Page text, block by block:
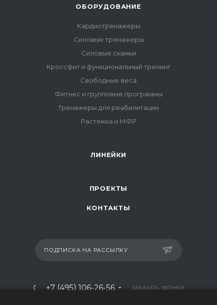
ОБОРУДОВАНИЕ
Кардиотренажеры
Силовые тренажеры
Силовые скамьи
Кроссфит и функциональный тренинг
Свободные веса
Фитнес и групповые программы
Тренажеры для реабилитации
Растяжка и МФР
ЛИНЕЙКИ
ПРОЕКТЫ
КОНТАКТЫ
ПОДПИСКА НА РАССЫЛКУ
+7 (495) 106-26-56 ЗАКАЗАТЬ ЗВОНОК